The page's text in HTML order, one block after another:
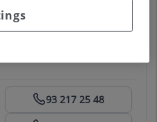
93 217 25 48